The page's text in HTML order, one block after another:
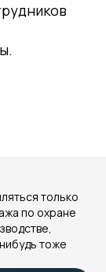
только
по охране
тоже